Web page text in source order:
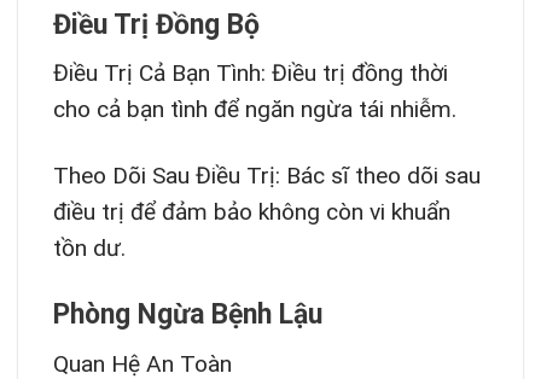
Điều Trị Đồng Bộ
Điều Trị Cả Bạn Tình: Điều trị đồng thời
cho cả bạn tình để ngăn ngừa tái nhiễm.
Theo Dõi Sau Điều Trị: Bác sĩ theo dõi sau
điều trị để đảm bảo không còn vi khuẩn
tồn dư.
Phòng Ngừa Bệnh Lậu
Quan Hệ An Toàn